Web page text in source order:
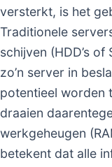
versterkt, is het
Traditionele
schijven (HDD’s of
zo’n server in
potentieel worden
draaien
werkgeheugen
betekent dat alle